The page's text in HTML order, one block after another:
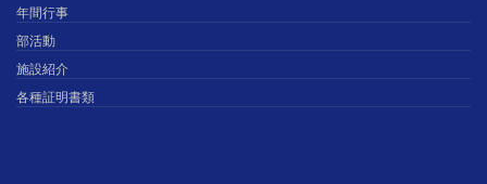
年間行事
部活動
施設紹介
各種証明書類